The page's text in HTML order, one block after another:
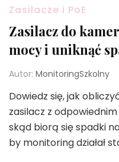
Zasilacze i PoE
Zasilacz do
mocy i uniknąć
Autor: MonitoringSzkolny
Dowiedz się, jak
zasilacz z
skąd biorą się spadki
by monitoring działał